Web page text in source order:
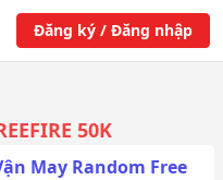
Đăng ký / Đăng nhập
50K
May Random Free